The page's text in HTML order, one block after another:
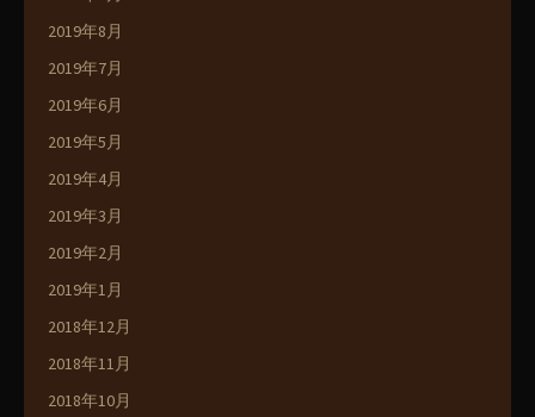
2019年8月
2019年7月
2019年6月
2019年5月
2019年4月
2019年3月
2019年2月
2019年1月
2018年12月
2018年11月
2018年10月